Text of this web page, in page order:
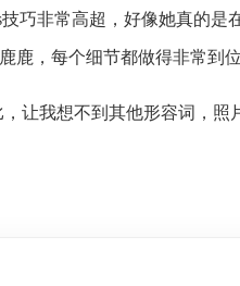
巧非常高超，好像她真的
鹿，每个细节都做得非常
让我想不到其他形容词，照